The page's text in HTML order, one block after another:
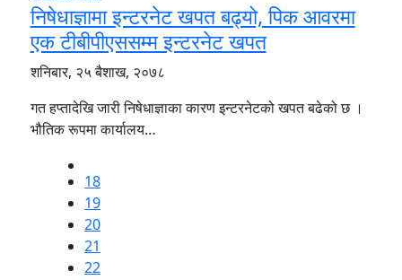
निषेधाज्ञामा इन्टरनेट खपत बढ्यो, पिक आवरमा
एक टीबीपीएससम्म इन्टरनेट खपत
शनिबार, २५ बैशाख, २०७८
गत हप्तादेखि जारी निषेधाज्ञाका कारण इन्टरनेटको खपत बढेको छ ।
भौतिक रूपमा कार्यालय…
18
19
20
21
22